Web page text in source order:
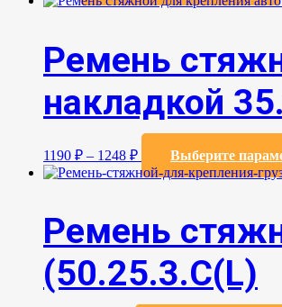
Ремень
накладкой
1190 ₽ – 1248 ₽ Выберите
Ремень
(50.25.3.C(L)